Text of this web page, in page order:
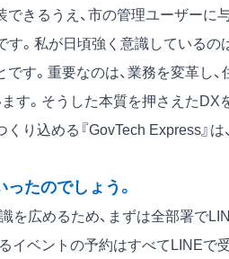
きるうえ、市の管理ユーザーに
す。私が日頃強く意識しているの
す。重要なのは、業務を変革し、
す。そうした本質を押さえたDX
り込める『GovTech Express』
たのでしょう。
を広めるため、まずは全部署で
イベントの予約はすべてLINEで